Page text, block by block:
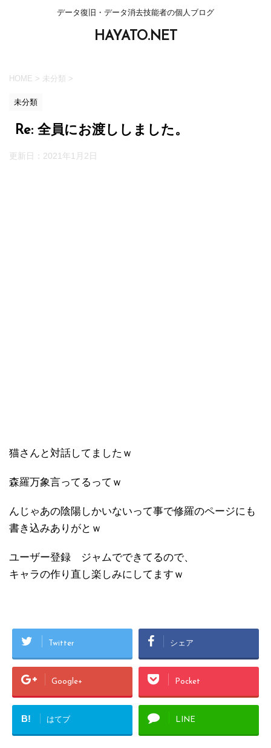
データ復旧・データ消去技能者の個人ブログ
HAYATO.NET
HOME > 未分類 >
未分類
Re: 全員にお渡ししました。
更新日： 2021年1月2日
猫さんと対話してましたｗ
森羅万象言ってるってｗ
んじゃあの陰陽しかいないって事で修羅のページにも
書き込みありがとｗ
ユーザー登録 ジャムでできてるので、
キャラの作り直し楽しみにしてますｗ
Twitter シェア
Google+ Pocket
B! はてブ LINE